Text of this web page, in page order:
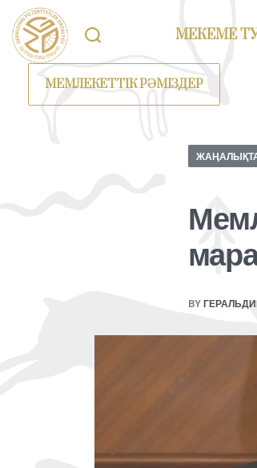
МЕКЕМЕ
МЕМЛЕКЕТТІК РӘМІЗДЕР
BY